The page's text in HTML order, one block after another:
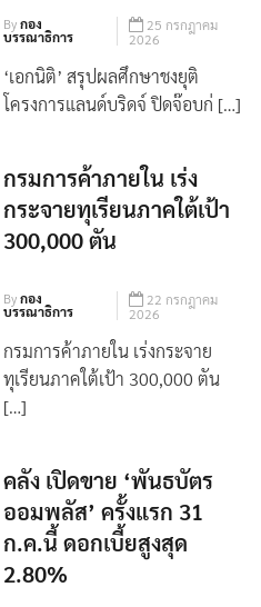
Byกอง
บรรณาธิการ
25 กรกฎาคม
2026
‘เอกนิติ’ สรุปผลศึกษาชงยุติ
โครงการแลนด์บริดจ์ ปิดจ๊อบก่ […]
กรมการค้าภายใน เร่ง
กระจายทุเรียนภาคใต้เป้า
300,000 ตัน
Byกอง
บรรณาธิการ
22 กรกฎาคม
2026
กรมการค้าภายใน เร่งกระจาย
ทุเรียนภาคใต้เป้า 300,000 ตัน
[…]
คลัง เปิดขาย ‘พันธบัตร
ออมพลัส’ ครั้งแรก 31
ก.ค.นี้ ดอกเบี้ยสูงสุด
2.80%